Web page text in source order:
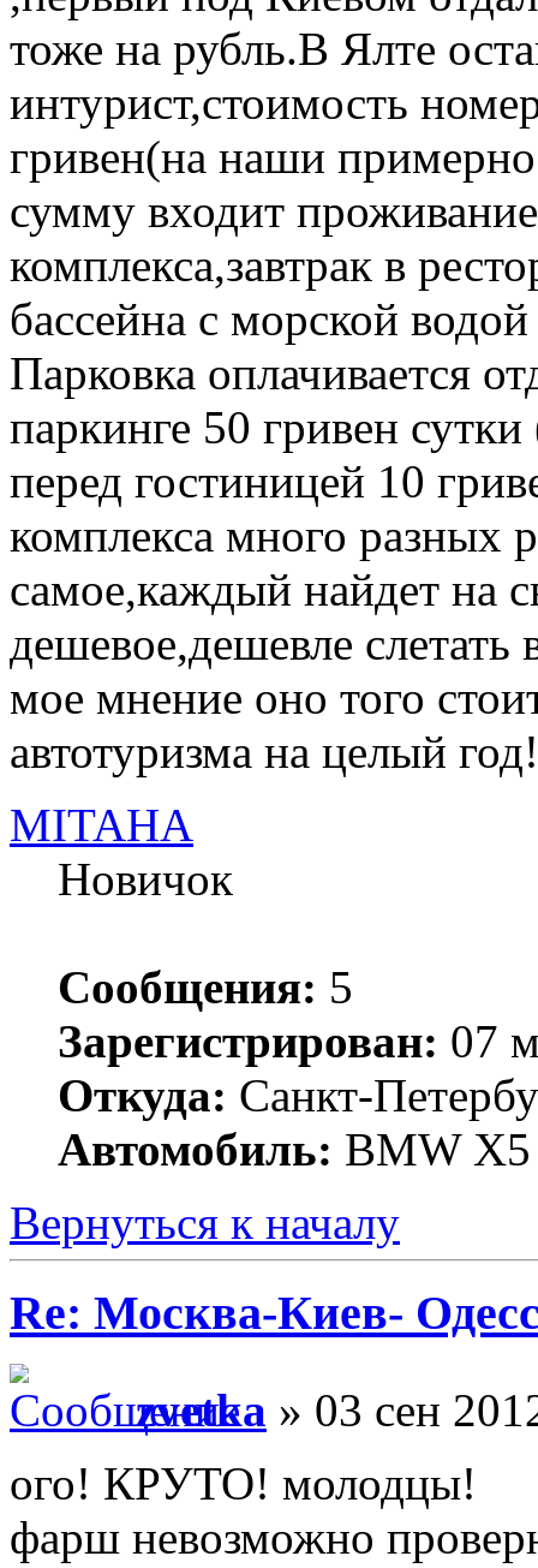
тоже на рубль.В Ялте
интурист,стоимость
гривен(на наши
сумму входит
комплекса,завтрак в
бассейна с морской
Парковка оплачивается
паркинге 50 гривен
перед гостиницей 10
комплекса много разных
самое,каждый найдет на
дешевое,дешевле
мое мнение оно того
автотуризма на целый
MITAHA
Новичок
Сообщения: 5
Зарегистрирован: 07
Откуда: Санкт-
Автомобиль: BMW
Вернуться к началу
Re: Москва-Киев-
zvetka » 03 сен
ого! КРУТО! молодцы!
фарш невозможно